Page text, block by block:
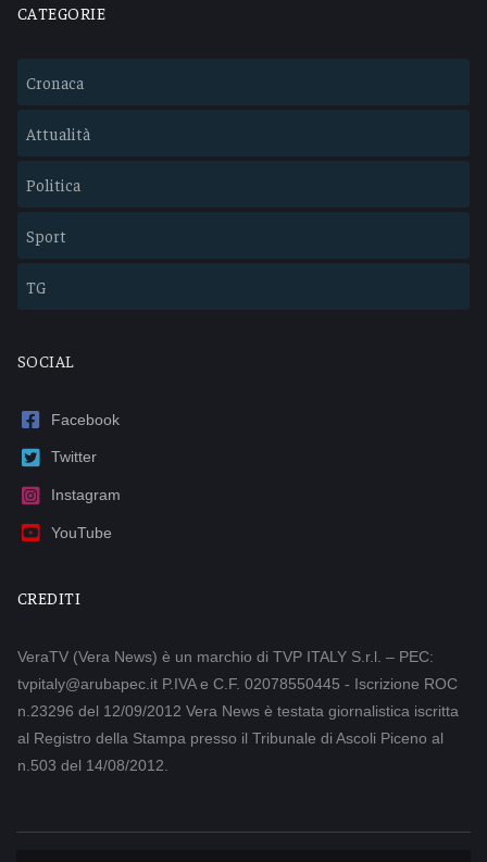
CATEGORIE
Cronaca
Attualità
Politica
Sport
TG
SOCIAL
Facebook
Twitter
Instagram
YouTube
CREDITI
VeraTV (Vera News) è un marchio di TVP ITALY S.r.l. – PEC:
tvpitaly@arubapec.it P.IVA e C.F. 02078550445 - Iscrizione ROC
n.23296 del 12/09/2012 Vera News è testata giornalistica iscritta
al Registro della Stampa presso il Tribunale di Ascoli Piceno al
n.503 del 14/08/2012.